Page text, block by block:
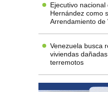
Ejecutivo
Hernández como
Arrendamiento de
Venezuela busca
viviendas
terremotos